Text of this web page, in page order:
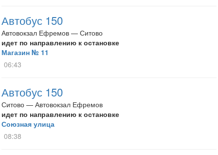
Автобус 150
Автовокзал Ефремов — Ситово
идет по направлению к остановке
Магазин № 11
06:43
Автобус 150
Ситово — Автовокзал Ефремов
идет по направлению к остановке
Союзная улица
08:38